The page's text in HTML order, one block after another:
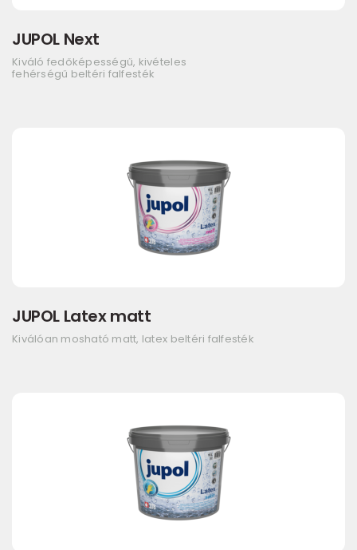
JUPOL Next
Kiváló fedőképességű, kivételes
fehérségű beltéri falfesték
JUPOL Latex matt
Kiválóan mosható matt, latex beltéri falfesték